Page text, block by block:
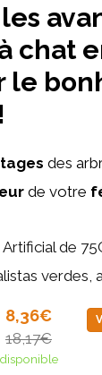
chat
le
des
de votre
de
verdes,
8,36€
18,17€
disponible